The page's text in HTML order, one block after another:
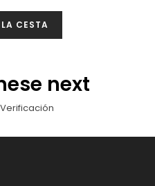
CESTA
next